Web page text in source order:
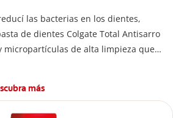
las bacterias en los dientes,
de dientes Colgate Total Antisarro
micropartículas de alta limpieza que
más